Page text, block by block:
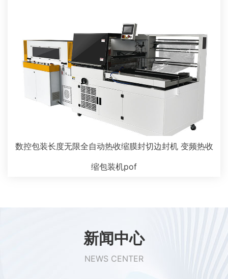
数控包装长度无限全自动热收缩膜封切边封机 变频热收
缩包装机pof
新闻中心
NEWS CENTER